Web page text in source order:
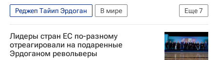
Еще7
Реджеп Тайип Эрдоган
В мире
Персидский залив
Дональд Трамп
С-400 «Триумф»
Анкара (провинция)
F-35
Турция
Вашингтон (штат)
Лидеры стран ЕС по-разному
отреагировали на подаренные
Эрдоганом револьверы